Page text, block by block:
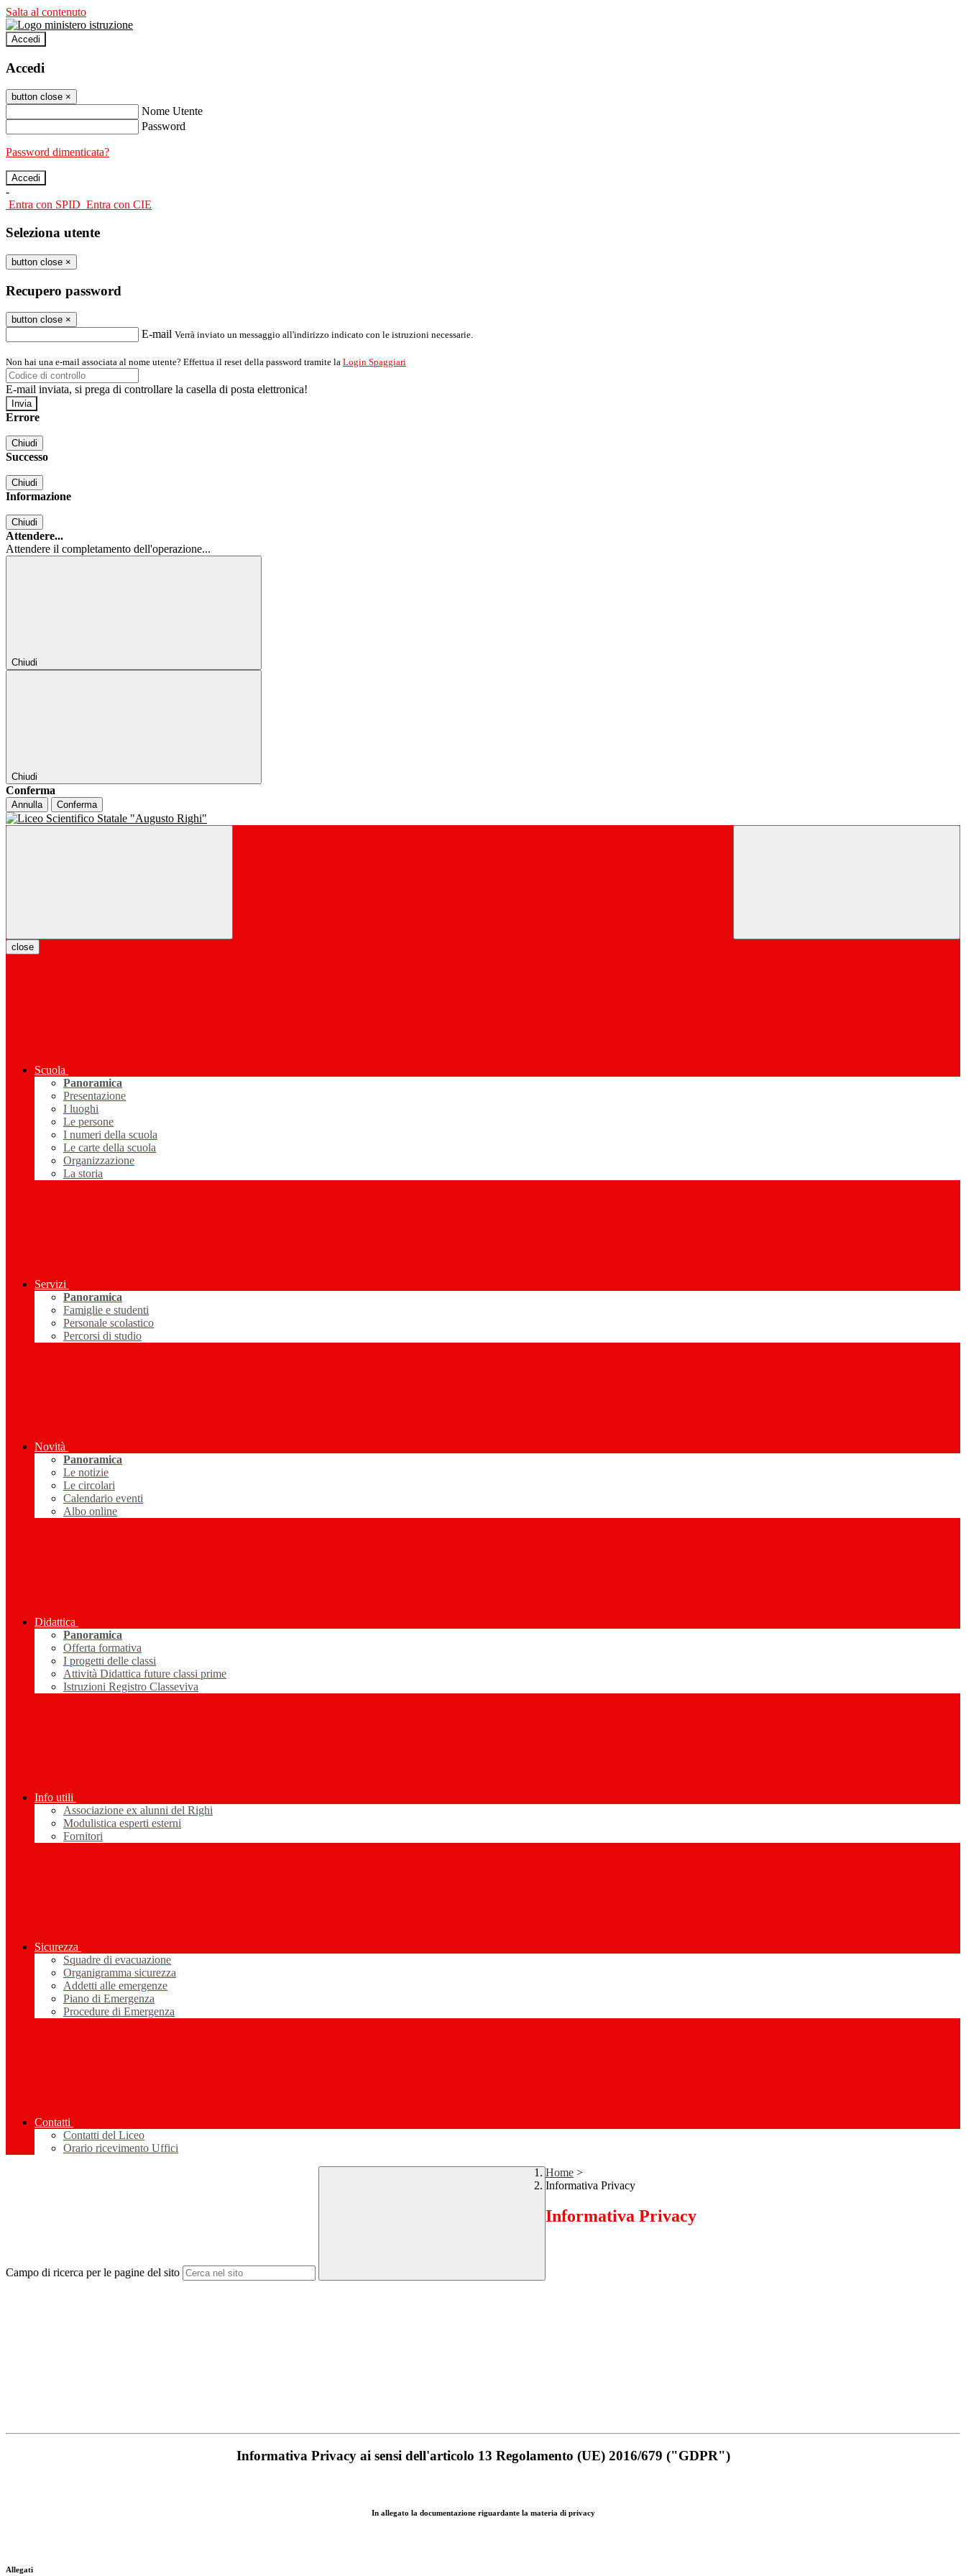
Salta al contenuto
Accedi
Accedi
button close ×
Nome Utente
Password
Password dimenticata?
-
Entra con SPID Entra con CIE
Seleziona utente
button close ×
Recupero password
button close ×
E-mail Verrà inviato un messaggio all'indirizzo indicato con le istruzioni necessarie.
Non hai una e-mail associata al nome utente? Effettua il reset della password tramite la Login Spaggiari
E-mail inviata, si prega di controllare la casella di posta elettronica!
Errore
Chiudi
Successo
Chiudi
Informazione
Chiudi
Attendere...
Attendere il completamento dell'operazione...
Chiudi
Chiudi
Conferma
Annulla Conferma
close
Scuola
Panoramica
Presentazione
I luoghi
Le persone
I numeri della scuola
Le carte della scuola
Organizzazione
La storia
Servizi
Panoramica
Famiglie e studenti
Personale scolastico
Percorsi di studio
Novità
Panoramica
Le notizie
Le circolari
Calendario eventi
Albo online
Didattica
Panoramica
Offerta formativa
I progetti delle classi
Attività Didattica future classi prime
Istruzioni Registro Classeviva
Info utili
Associazione ex alunni del Righi
Modulistica esperti esterni
Fornitori
Sicurezza
Squadre di evacuazione
Organigramma sicurezza
Addetti alle emergenze
Piano di Emergenza
Procedure di Emergenza
Contatti
Contatti del Liceo
Orario ricevimento Uffici
Campo di ricerca per le pagine del sito
Home >
Informativa Privacy
Informativa Privacy
Informativa Privacy ai sensi dell'articolo 13 Regolamento (UE) 2016/679 ("GDPR")
In allegato la documentazione riguardante la materia di privacy
Allegati